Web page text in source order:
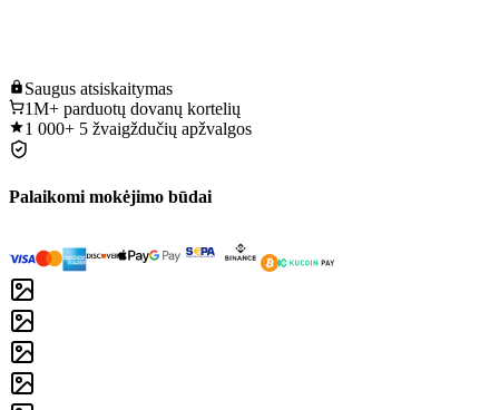
Saugus atsiskaitymas
1M+ parduotų dovanų kortelių
1 000+ 5 žvaigždučių apžvalgos
Palaikomi mokėjimo būdai